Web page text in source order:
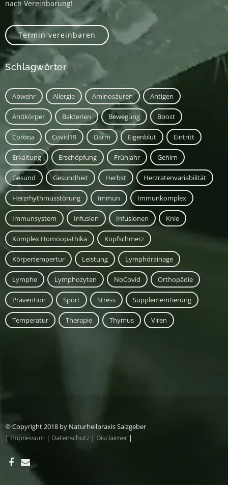
nach Vereinbarung!
Termin vereinbaren
Schlagwörter
Abwehr Allergie Aminosäuren Antigen
Antikörper Bakterien Bewegung Boost
Corona Covid19 Darm Eigenblut Eintritt
Erkältung Erschöpfung Frühjahr Gehirn
Gesund Gesundheit Herbst Herzratenvariabilität
Herzrhythmusstörung Immun Immunkomplex
Immunsystem Infusion Infusionen Knie
Komplex Homöopathika Kopfschmerz
Körpertempertur Leistung Lymphdrainage
Lymphe Lymphozyten NoCovid Orthopädie
Prävention Sport Stress Supplememtierung
Temperatur Therapie Thymus Viren
© Copyright 2018 by Naturheilpraxis Salzgeber
|Impressum | Datenschutz | Disclaimer |